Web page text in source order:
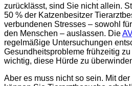
zurücklässt, sind Sie nicht allein.
50 % der Katzenbesitzer
verbundenen Stresses – sowohl
den Menschen – auslassen. Die
regelmäßige Untersuchungen
Gesundheitsprobleme frühzeitig
wichtig, diese Hürde zu
Aber es muss nicht so sein. Mit